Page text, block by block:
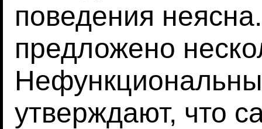
поведения
предложено
утверждают, что